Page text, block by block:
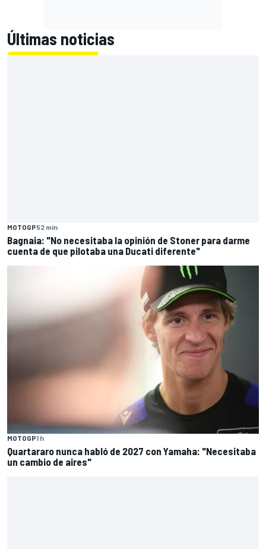
Últimas noticias
MOTOGP52 min
Bagnaia: "No necesitaba la opinión de Stoner para darme
cuenta de que pilotaba una Ducati diferente"
MOTOGP1 h
Quartararo nunca habló de 2027 con Yamaha: "Necesitaba
un cambio de aires"